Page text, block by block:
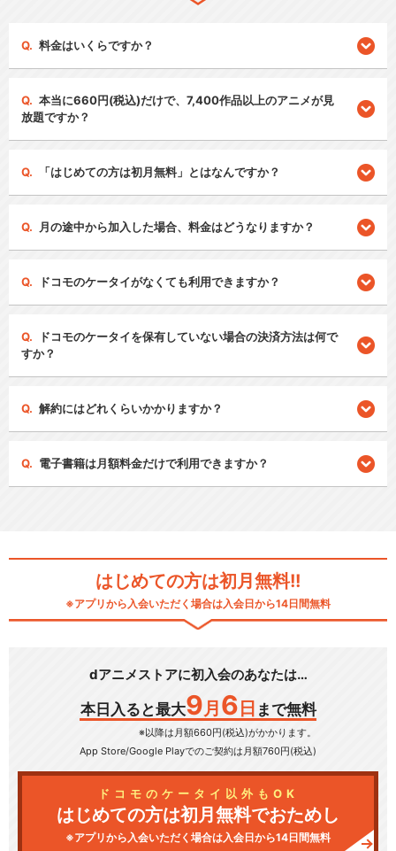
料金はいくらですか？
本当に660円(税込)だけで、7,400作品以上のアニメが見
放題ですか？
「はじめての方は初月無料」とはなんですか？
月の途中から加入した場合、料金はどうなりますか？
ドコモのケータイがなくても利用できますか？
ドコモのケータイを保有していない場合の決済方法は何で
すか？
解約にはどれくらいかかりますか？
電子書籍は月額料金だけで利用できますか？
はじめての方は初月無料!!
※アプリから入会いただく場合は入会日から14日間無料
dアニメストアに初入会のあなたは…
本日入ると最大9 月 6 日 まで無料
※以降は月額660円(税込)がかかります。
App Store/Google Playでのご契約は月額760円(税込)
ドコモのケータイ以外もOK
はじめての方は初月無料でおためし
※アプリから入会いただく場合は入会日から14日間無料